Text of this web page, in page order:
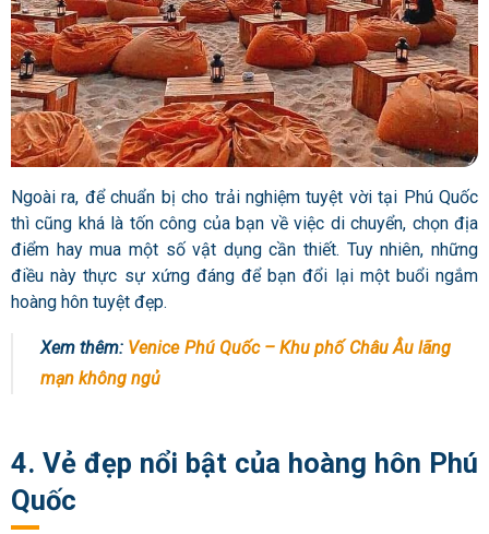
Ngoài ra, để chuẩn bị cho trải nghiệm tuyệt vời tại Phú Quốc
thì cũng khá là tốn công của bạn về việc di chuyển, chọn địa
điểm hay mua một số vật dụng cần thiết. Tuy nhiên, những
điều này thực sự xứng đáng để bạn đổi lại một buổi ngắm
hoàng hôn tuyệt đẹp.
Xem thêm: Venice Phú Quốc – Khu phố Châu Âu lãng
mạn không ngủ
4. Vẻ đẹp nổi bật của hoàng hôn Phú
Quốc